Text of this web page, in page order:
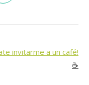
invitarme a un café!
☕️